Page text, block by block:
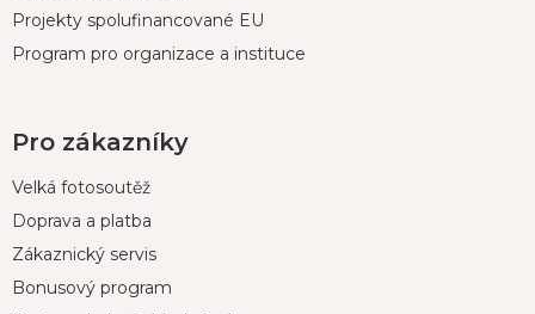
Projekty spolufinancované EU
Program pro organizace a instituce
Pro zákazníky
Velká fotosoutěž
Doprava a platba
Zákaznický servis
Bonusový program